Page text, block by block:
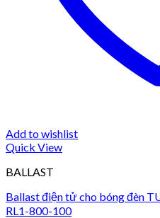
Add to wishlist
Quick View
BALLAST
Ballast điện tử cho bóng đèn
RL1-800-100